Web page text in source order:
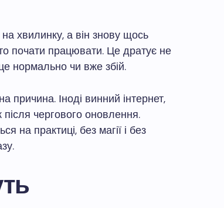
хвилинку, а він знову щось
почати працювати. Це дратує не
нормально чи вже збій.
причина. Іноді винний інтернет,
після чергового оновлення.
на практиці, без магії і без